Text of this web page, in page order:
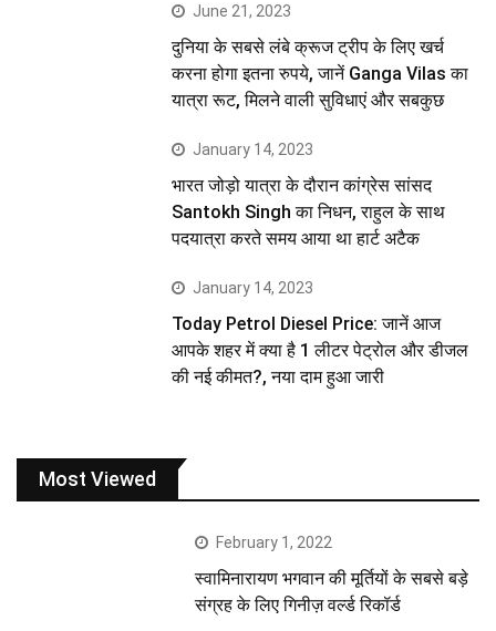
June 21, 2023
दुनिया के सबसे लंबे क्रूज ट्रीप के लिए खर्च
करना होगा इतना रुपये, जानें Ganga Vilas का
यात्रा रूट, मिलने वाली सुविधाएं और सबकुछ
January 14, 2023
भारत जोड़ो यात्रा के दौरान कांग्रेस सांसद
Santokh Singh का निधन, राहुल के साथ
पदयात्रा करते समय आया था हार्ट अटैक
January 14, 2023
Today Petrol Diesel Price: जानें आज
आपके शहर में क्या है 1 लीटर पेट्रोल और डीजल
की नई कीमत?, नया दाम हुआ जारी
Most Viewed
February 1, 2022
स्वामिनारायण भगवान की मूर्तियों के सबसे बड़े
संग्रह के लिए गिनीज़ वर्ल्ड रिकॉर्ड